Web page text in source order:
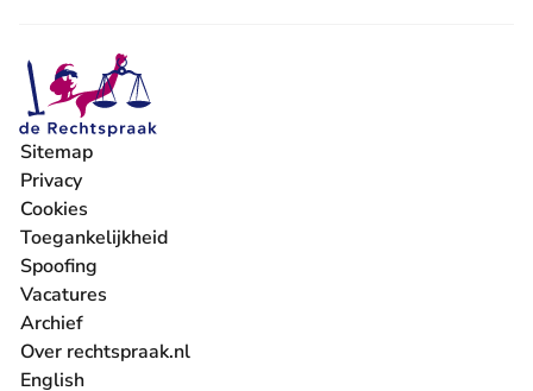
Sitemap
Privacy
Cookies
Toegankelijkheid
Spoofing
Vacatures
- U verlaat Rechtspraak.nl
Archief
Over rechtspraak.nl
English